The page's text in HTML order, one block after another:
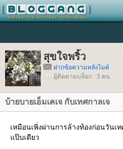
สุขใจพริ้ว
ฝากข้อความหลังไมค์
ผู้ติดตามบล็อก : 3 คน
บ้ายบายเอ็มเคเจ กับเทศกาลเจ
เหมือนเพิ่งผ่านการล้างท้องก่อนวันเ
ป๊บเดียว